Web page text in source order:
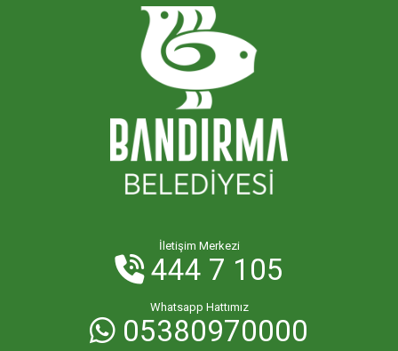
KAYACIK MAHALLESİ
KİRAZLI MAHALLESİ
KUŞCENNETİ MAHALLESİ
MAHBUBELER MAHALLESİ
MİSAKÇA MAHALLESİ
İletişim Merkezi
444 7 105
Whatsapp Hattımız
05380970000